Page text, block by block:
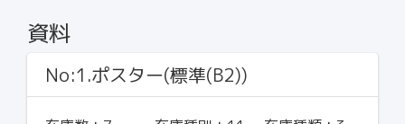
資料
No:1.ポスター(標準(B2))